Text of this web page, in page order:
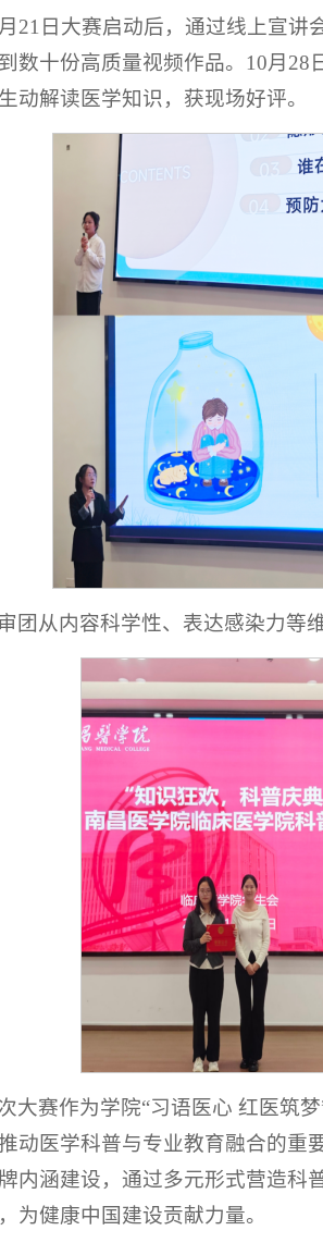
21日大赛启动后，通过线上宣讲
数十份高质量视频作品。10月28
动解读医学知识，获现场好评。
团从内容科学性、表达感染力等
大赛作为学院“习语医心 红医筑
动医学科普与专业教育融合的重
内涵建设，通过多元形式营造科
为健康中国建设贡献力量。